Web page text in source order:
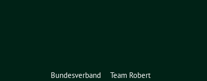
Bundesverband Team Robert